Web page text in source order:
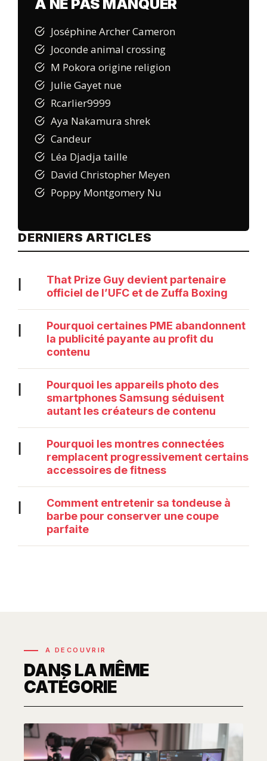
A NE PAS MANQUER
Joséphine Archer Cameron
Joconde animal crossing
M Pokora origine religion
Julie Gayet nue
Rcarlier9999
Aya Nakamura shrek
Candeur
Léa Djadja taille
David Christopher Meyen
Poppy Montgomery Nu
DERNIERS ARTICLES
|
That Prize Guy devient partenaire
officiel de l’UFC et de Zuffa Boxing
|
Pourquoi certaines PME abandonnent
la publicité payante au profit du
contenu
|
Pourquoi les appareils photo des
smartphones Samsung séduisent
autant les créateurs de contenu
|
Pourquoi les montres connectées
remplacent progressivement certains
accessoires de fitness
|
Comment entretenir sa tondeuse à
barbe pour conserver une coupe
parfaite
A DECOUVRIR
DANS LA MÊME
CATÉGORIE